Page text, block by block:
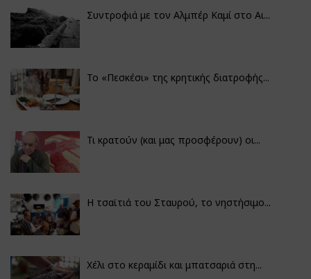
Συντροφιά με τον Αλμπέρ Καμί στο Αι...
Το «Πεσκέσι» της κρητικής διατροφής...
Τι κρατούν (και μας προσφέρουν) οι...
Η τσαϊτιά του Σταυρού, το νηστήσιμο...
Χέλι στο κεραμίδι και μπατσαριά στη...